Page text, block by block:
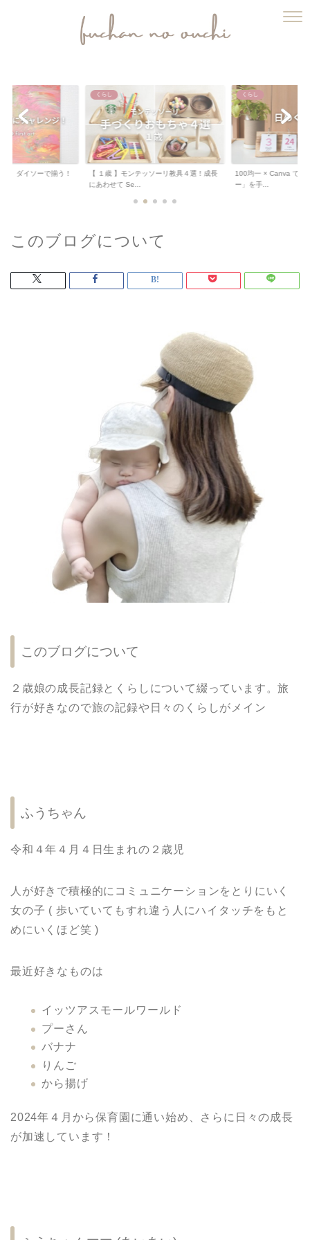
】ダイソーで揃う！
くらし
【 １歳 】モンテッソーリ教具４選！成長
にあわせて Se...
くらし
100均一 × Canva で「
ー」を手...
このブログについて
このブログについて
２歳娘の成長記録とくらしについて綴っています。旅
行が好きなので旅の記録や日々のくらしがメイン
ふうちゃん
令和４年４月４日生まれの２歳児
人が好きで積極的にコミュニケーションをとりにいく
女の子 ( 歩いていてもすれ違う人にハイタッチをもと
めにいくほど笑 )
最近好きなものは
イッツアスモールワールド
プーさん
バナナ
りんご
から揚げ
2024年４月から保育園に通い始め、さらに日々の成長
が加速しています！